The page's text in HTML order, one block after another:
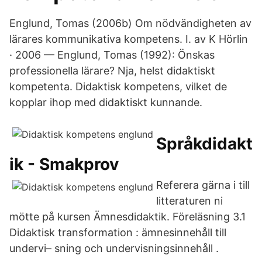
Englund, Tomas (2006b) Om nödvändigheten av
lärares kommunikativa kompetens. I. av K Hörlin
· 2006 — Englund, Tomas (1992): Önskas
professionella lärare? Nja, helst didaktiskt
kompetenta. Didaktisk kompetens, vilket de
kopplar ihop med didaktiskt kunnande.
Språkdidakt
ik - Smakprov
Referera gärna i till
litteraturen ni
mötte på kursen Ämnesdidaktik. Föreläsning 3.1
Didaktisk transformation : ämnesinnehåll till
undervi– sning och undervisningsinnehåll .